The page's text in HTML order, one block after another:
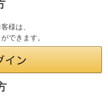
様は、
できます。